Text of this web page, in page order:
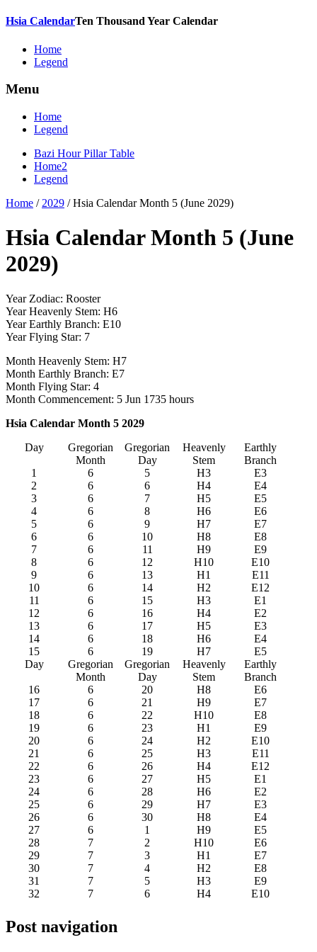
Hsia CalendarTen Thousand Year Calendar
Home
Legend
Menu
Home
Legend
Bazi Hour Pillar Table
Home2
Legend
Home / 2029 /Hsia Calendar Month 5 (June 2029)
Hsia Calendar Month 5 (June
2029)
Year Zodiac: Rooster
Year Heavenly Stem: H6
Year Earthly Branch: E10
Year Flying Star: 7
Month Heavenly Stem: H7
Month Earthly Branch: E7
Month Flying Star: 4
Month Commencement: 5 Jun 1735 hours
Hsia Calendar Month 5 2029
Day
Gregorian
Month
Gregorian
Day
Heavenly
Stem
Earthly
Branch
1
6 5 H3
E3
2
6 6 H4
E4
3
6 7 H5
E5
4
6 8 H6
E6
5
6 9 H7
E7
6
6 10 H8
E8
7
6 11 H9
E9
8
6 12 H10
E10
9
6 13 H1
E11
10
6 14 H2
E12
11
6 15 H3
E1
12
6 16 H4
E2
13
6 17 H5
E3
14
6 18 H6
E4
15
6 19 H7
E5
Day
Gregorian
Month
Gregorian
Day
Heavenly
Stem
Earthly
Branch
16
6 20 H8
E6
17
6 21 H9
E7
18
6 22 H10
E8
19
6 23 H1
E9
20
6 24 H2
E10
21
6 25 H3
E11
22
6 26 H4
E12
23
6 27 H5
E1
24
6 28 H6
E2
25
6 29 H7
E3
26
6 30 H8
E4
27
6 1 H9
E5
28
7 2 H10
E6
29
7 3 H1
E7
30
7 4 H2
E8
31
7 5 H3
E9
32
7 6 H4 E10
Post navigation